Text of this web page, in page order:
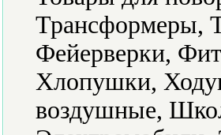
Трансформеры,
Фейерверки,
Хлопушки,
воздушные,